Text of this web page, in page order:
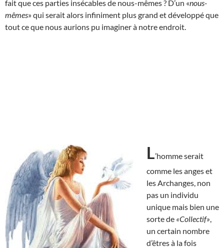
fait que ces parties insécables de nous-mêmes ? D’un «nous-
mêmes» qui serait alors infiniment plus grand et développé que
tout ce que nous aurions pu imaginer à notre endroit.
L’homme serait
comme les anges et
les Archanges, non
pas un individu
unique mais bien une
sorte de «Collectif»
un certain nombre
d’êtres à la fois